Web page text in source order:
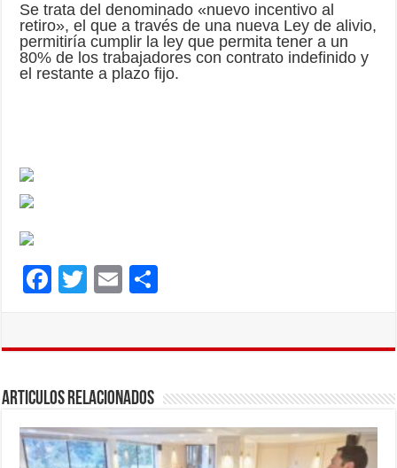
Se trata del denominado «nuevo incentivo al
retiro», el que a través de una nueva Ley de alivio,
permitiría cumplir la ley que permita tener a un
80% de los trabajadores con contrato indefinido y
el restante a plazo fijo.
F
o
o
k
T
E
ar
ti
r
Articulos Relacionados